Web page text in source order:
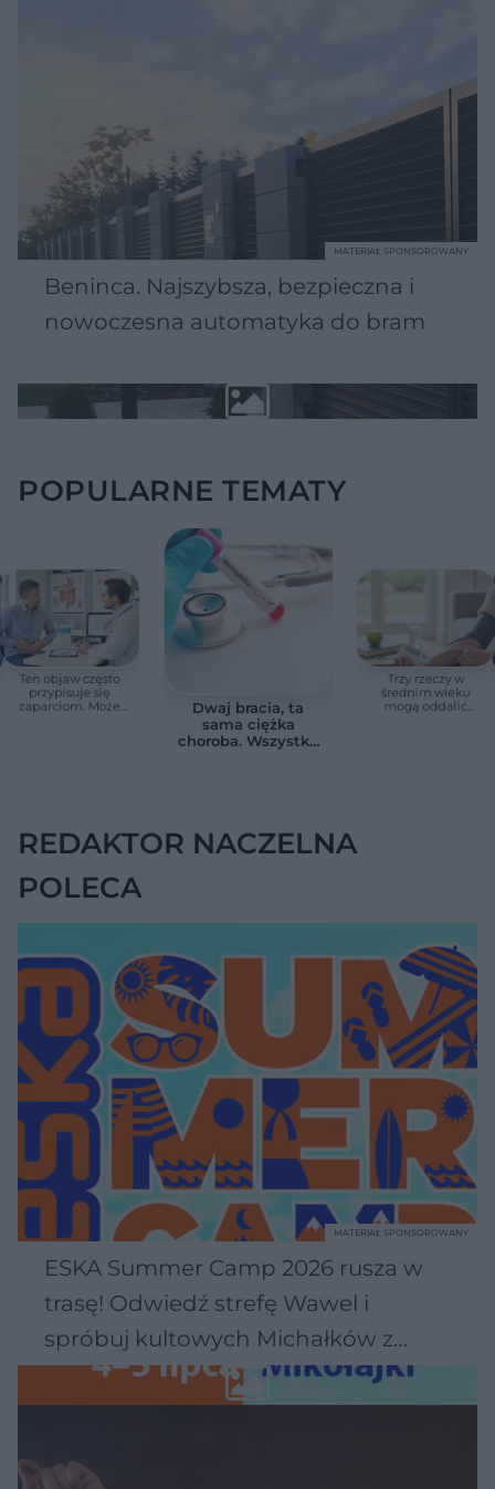
Beninca. Najszybsza, bezpieczna i
nowoczesna automatyka do bram
MATERIAŁ SPONSOROWANY
POPULARNE TEMATY
Ten objaw często
przypisuje się
zaparciom. Może
Dwaj bracia, ta
sama ciężka
choroba. Wszystko
Trzy rzeczy w
średnim wieku
mogą oddalić
REDAKTOR NACZELNA
POLECA
ESKA Summer Camp 2026 rusza w
trasę! Odwiedź strefę Wawel i
spróbuj kultowych Michałków z
Wawelu
MATERIAŁ SPONSOROWANY